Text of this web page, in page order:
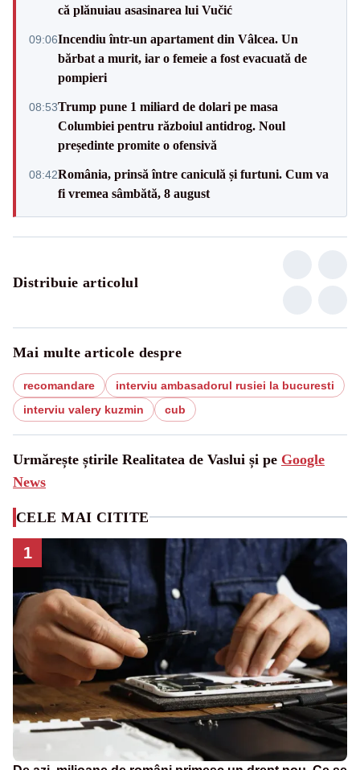
că plănuiau asasinarea lui Vučić
09:06Incendiu într-un apartament din Vâlcea. Un
bărbat a murit, iar o femeie a fost evacuată de
pompieri
08:53Trump pune 1 miliard de dolari pe masa
Columbiei pentru războiul antidrog. Noul
președinte promite o ofensivă
08:42România, prinsă între caniculă și furtuni. Cum va
fi vremea sâmbătă, 8 august
Distribuie articolul
Mai multe articole despre
recomandare
interviu ambasadorul rusiei la bucuresti
interviu valery kuzmin
cub
Urmărește știrile Realitatea de Vaslui și pe Google
News
CELE MAI CITITE
1